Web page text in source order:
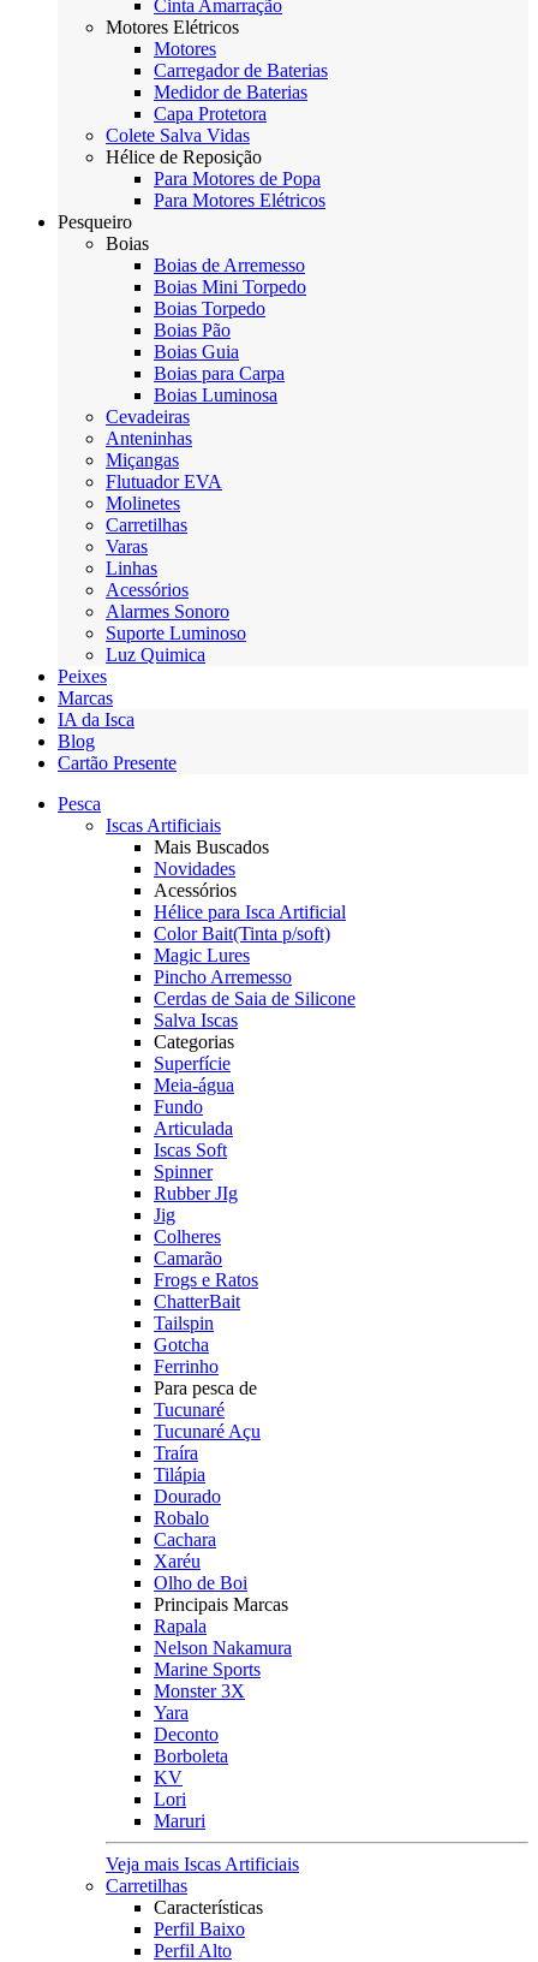
Cinta Amarração
Motores Elétricos
Motores
Carregador de Baterias
Medidor de Baterias
Capa Protetora
Colete Salva Vidas
Hélice de Reposição
Para Motores de Popa
Para Motores Elétricos
Pesqueiro
Boias
Boias de Arremesso
Boias Mini Torpedo
Boias Torpedo
Boias Pão
Boias Guia
Boias para Carpa
Boias Luminosa
Cevadeiras
Anteninhas
Miçangas
Flutuador EVA
Molinetes
Carretilhas
Varas
Linhas
Acessórios
Alarmes Sonoro
Suporte Luminoso
Luz Quimica
Peixes
Marcas
IA da Isca
Blog
Cartão Presente
Pesca
Iscas Artificiais
Mais Buscados
Novidades
Acessórios
Hélice para Isca Artificial
Color Bait(Tinta p/soft)
Magic Lures
Pincho Arremesso
Cerdas de Saia de Silicone
Salva Iscas
Categorias
Superfície
Meia-água
Fundo
Articulada
Iscas Soft
Spinner
Rubber JIg
Jig
Colheres
Camarão
Frogs e Ratos
ChatterBait
Tailspin
Gotcha
Ferrinho
Para pesca de
Tucunaré
Tucunaré Açu
Traíra
Tilápia
Dourado
Robalo
Cachara
Xaréu
Olho de Boi
Principais Marcas
Rapala
Nelson Nakamura
Marine Sports
Monster 3X
Yara
Deconto
Borboleta
KV
Lori
Maruri
Veja mais Iscas Artificiais
Carretilhas
Características
Perfil Baixo
Perfil Alto